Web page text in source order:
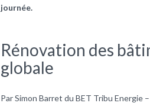
journée.
Rénovation des
globale
Par Simon Barret du BET Tribu Energie